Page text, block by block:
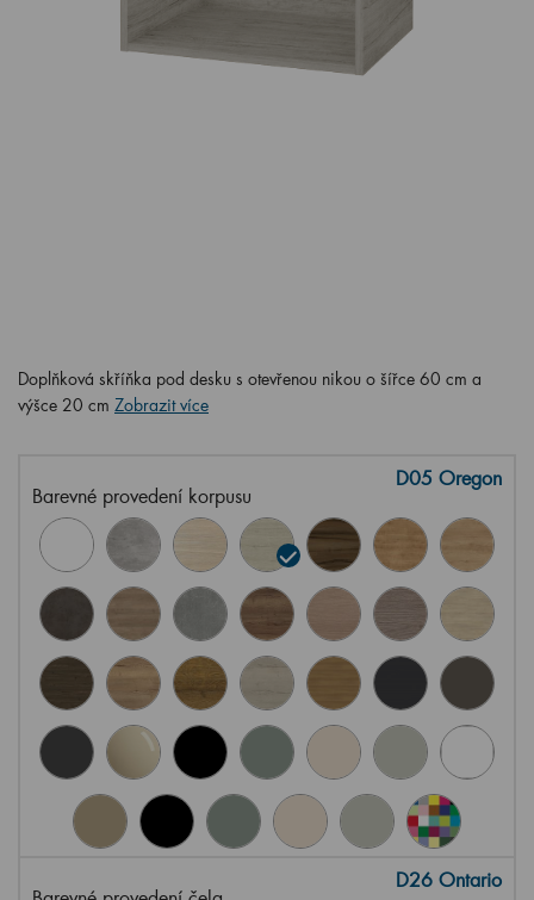
Doplňková skříňka pod desku s otevřenou nikou o šířce 60 cm a
výšce 20 cm Zobrazit více
Barevné provedení korpusu
D05 Oregon
D26 Ontario